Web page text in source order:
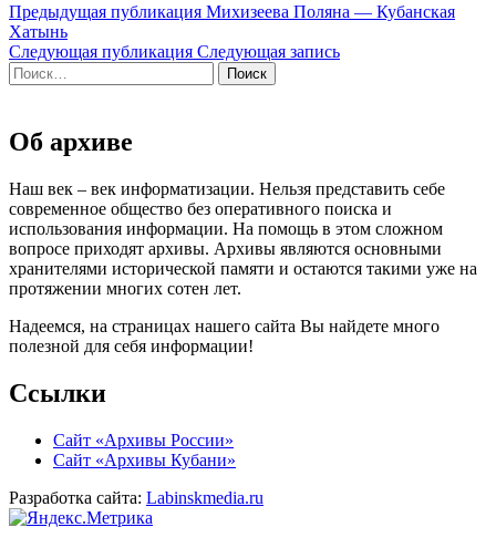
Навигация
по
записям
Предыдущая публикация Михизеева Поляна — Кубанская
Хатынь
Следующая публикация Следующая запись
Найти:
Об архиве
Наш век – век информатизации. Нельзя представить себе
современное общество без оперативного поиска и
использования информации. На помощь в этом сложном
вопросе приходят архивы. Архивы являются основными
хранителями исторической памяти и остаются такими уже на
протяжении многих сотен лет.
Надеемся, на страницах нашего сайта Вы найдете много
полезной для себя информации!
Ссылки
Сайт «Архивы России»
Сайт «Архивы Кубани»
Разработка сайта: Labinskmedia.ru